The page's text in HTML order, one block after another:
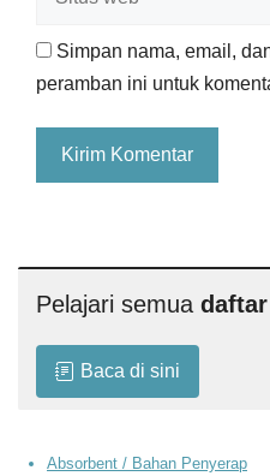
Simpan nama, email,
peramban ini untuk
Pelajari semua
Baca di sini
Absorbent / Bahan Penyerap